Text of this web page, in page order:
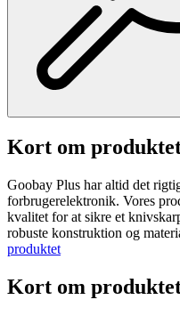
Kort om
Goobay Plus har altid det
forbrugerelektronik. Vores
kvalitet for at sikre et
robuste konstruktion og
produktet
Kort om